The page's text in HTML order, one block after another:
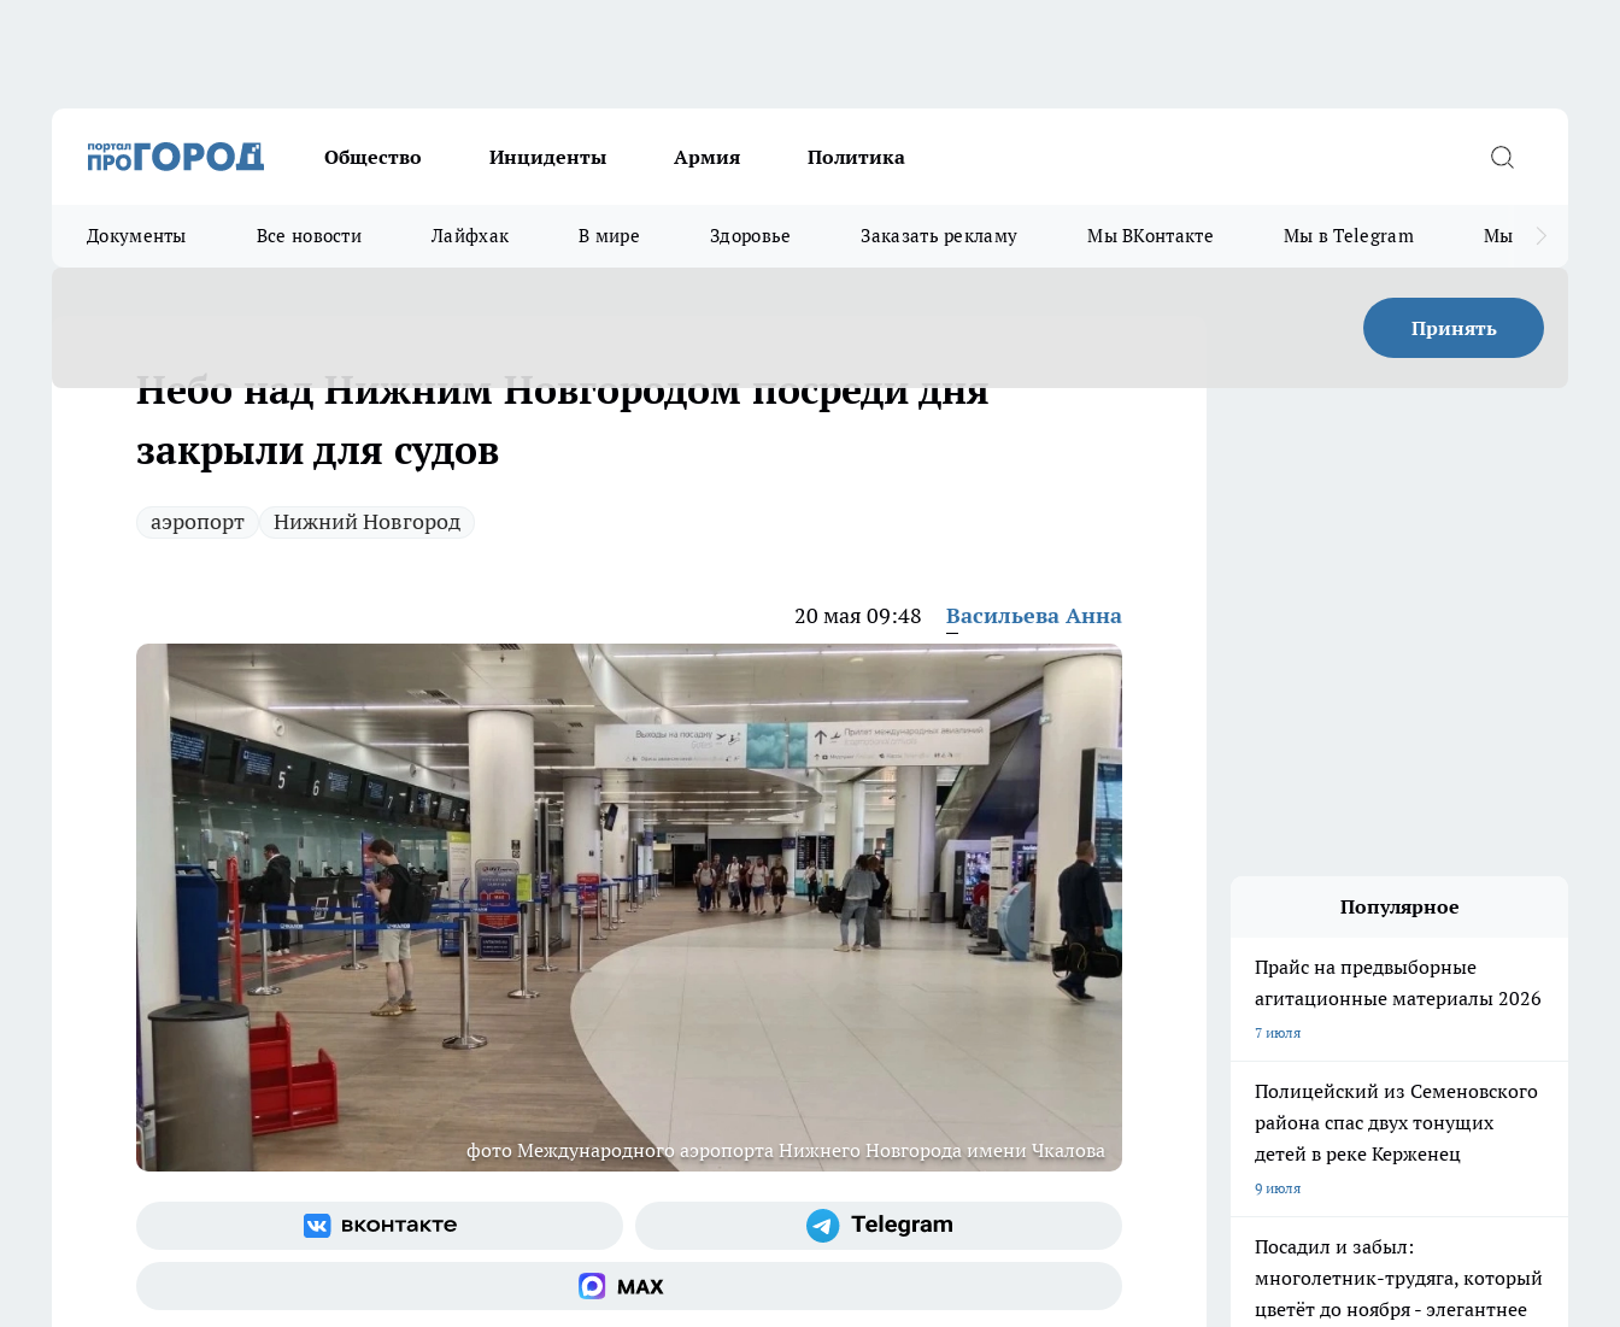
Общество Инциденты Армия Политика
Документы Все новости Лайфхак В мире Здоровье Заказать рекламу Мы ВКонтакте Мы в Telegram Мы в MAX
Принять
Небо над Нижним Новгородом посреди дня
закрыли для судов
аэропорт Нижний Новгород
20 мая 09:48 Васильева Анна
фото Международного аэропорта Нижнего Новгорода имени Чкалова
Популярное
Прайс на предвыборные
агитационные материалы 2026
7 июля
Полицейский из Семеновского
района спас двух тонущих
детей в реке Керженец
9 июля
Посадил и забыл:
многолетник-трудяга, который
цветёт до ноября - элегантнее